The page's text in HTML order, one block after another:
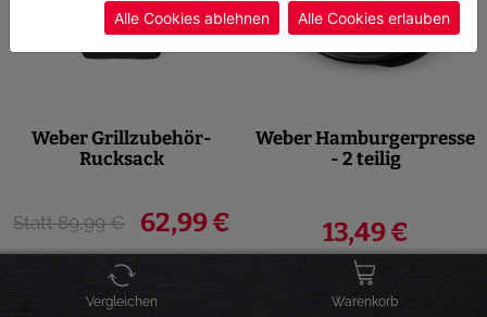
Weber Grillzubehör-
Rucksack
Statt 89,99 € 62,99 €
versandbereit, Lieferzeit 1-3
Werktage
Weber Hamburgerpresse
- 2 teilig
13,49 €
versandbereit, Lieferzeit 1-3
Werktage
Vergleichen Warenkorb
Alle Cookies ablehnen Alle Cookies erlauben